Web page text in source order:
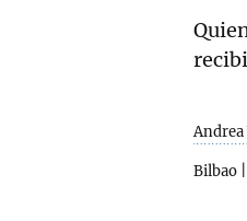
Andrea
Bilbao